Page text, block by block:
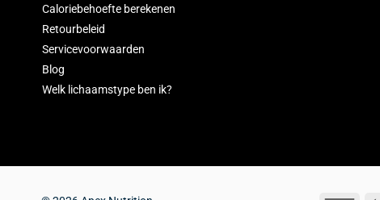
Caloriebehoefte berekenen
Retourbeleid
Servicevoorwaarden
Blog
Welk lichaamstype ben ik?